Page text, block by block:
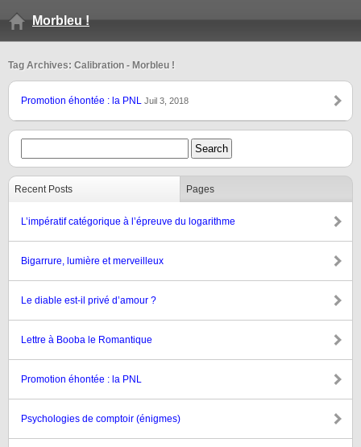
Morbleu !
Tag Archives: Calibration - Morbleu !
Promotion éhontée : la PNL Juil 3, 2018
Recent Posts Pages
L’impératif catégorique à l’épreuve du logarithme
Bigarrure, lumière et merveilleux
Le diable est-il privé d’amour ?
Lettre à Booba le Romantique
Promotion éhontée : la PNL
Psychologies de comptoir (énigmes)